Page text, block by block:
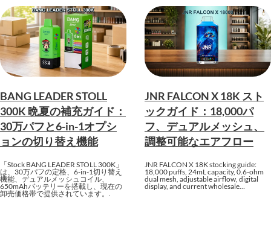
BANG LEADER STOLL
300K 晩夏の補充ガイド：
30万パフと6-in-1オプシ
ョンの切り替え機能
「Stock BANG LEADER STOLL 300K」
は、30万パフの定格、6-in-1切り替え
機能、デュアルメッシュコイル、
650mAhバッテリーを搭載し、現在の
卸売価格帯で提供されています。.
JNR FALCON X 18K スト
ックガイド：18,000パ
フ、デュアルメッシュ、
調整可能なエアフロー
JNR FALCON X 18K stocking guide:
18,000 puffs, 24mL capacity, 0.6-ohm
dual mesh, adjustable airflow, digital
display, and current wholesale…